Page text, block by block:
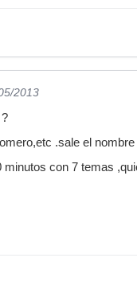
2013
.sale el
con 7 temas